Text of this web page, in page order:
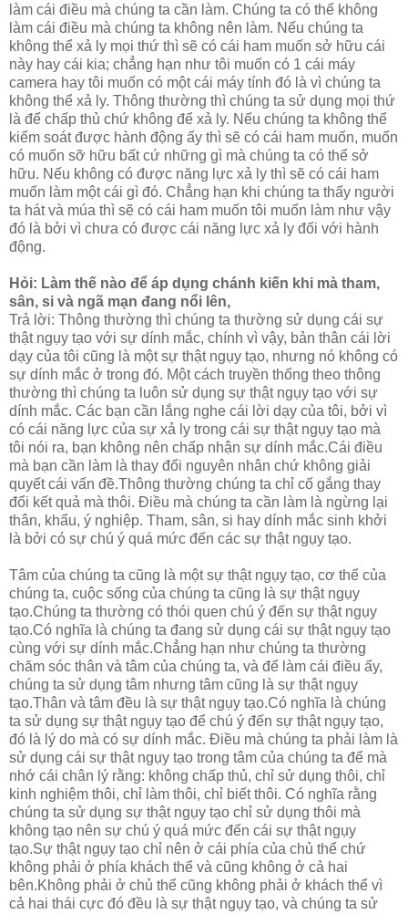
làm cái điều mà chúng ta cần làm. Chúng ta có thể không
làm cái điều mà chúng ta không nên làm. Nếu chúng ta
không thể xả ly mọi thứ thì sẽ có cái ham muốn sở hữu cái
này hay cái kia; chẳng hạn như tôi muốn có 1 cái máy
camera hay tôi muốn có một cái máy tính đó là vì chúng ta
không thể xả ly. Thông thường thì chúng ta sử dụng mọi thứ
là để chấp thủ chứ không để xả ly. Nếu chúng ta không thể
kiểm soát được hành động ấy thì sẽ có cái ham muốn, muốn
có muốn sỡ hữu bất cứ những gì mà chúng ta có thể sở
hữu. Nếu không có được năng lực xả ly thì sẽ có cái ham
muốn làm một cái gì đó. Chẳng hạn khi chúng ta thấy người
ta hát và múa thì sẽ có cái ham muốn tôi muốn làm như vậy
đó là bởi vì chưa có được cái năng lực xả ly đối với hành
động.
Hỏi: Làm thế nào để áp dụng chánh kiến khi mà tham,
sân, si và ngã mạn đang nổi lên,
Trả lời: Thông thường thì chúng ta thường sử dụng cái sự
thật ngụy tạo với sự dính mắc, chính vì vậy, bản thân cái lời
dạy của tôi cũng là một sự thật ngụy tạo, nhưng nó không có
sự dính mắc ở trong đó. Một cách truyền thống theo thông
thường thì chúng ta luôn sử dụng sự thật ngụy tạo với sự
dính mắc. Các bạn cần lắng nghe cái lời dạy của tôi, bởi vì
có cái năng lực của sự xả ly trong cái sự thật ngụy tạo mà
tôi nói ra, bạn không nên chấp nhận sự dính mắc.Cái điều
mà bạn cần làm là thay đổi nguyên nhân chứ không giải
quyết cái vấn đề.Thông thường chúng ta chỉ cố gắng thay
đổi kết quả mà thôi. Điều mà chúng ta cần làm là ngừng lại
thân, khẩu, ý nghiệp. Tham, sân, si hay dính mắc sinh khởi
là bởi có sự chú ý quá mức đến các sự thật ngụy tạo.
Tâm của chúng ta cũng là một sự thật ngụy tạo, cơ thể của
chúng ta, cuộc sống của chúng ta cũng là sự thật ngụy
tạo.Chúng ta thường có thói quen chú ý đến sự thật ngụy
tạo.Có nghĩa là chúng ta đang sử dụng cái sự thật ngụy tạo
cùng với sự dính mắc.Chẳng hạn như chúng ta thường
chăm sóc thân và tâm của chúng ta, và để làm cái điều ấy,
chúng ta sử dụng tâm nhưng tâm cũng là sự thật ngụy
tạo.Thân và tâm đều là sự thật ngụy tạo.Có nghĩa là chúng
ta sử dụng sự thật ngụy tạo để chú ý đến sự thật ngụy tạo,
đó là lý do mà có sự dính mắc. Điều mà chúng ta phải làm là
sử dụng cái sự thật ngụy tạo trong tâm của chúng ta để mà
nhớ cái chân lý rằng: không chấp thủ, chỉ sử dụng thôi, chỉ
kinh nghiệm thôi, chỉ làm thôi, chỉ biết thôi. Có nghĩa rằng
chúng ta sử dụng sự thật ngụy tạo chỉ sử dụng thôi mà
không tạo nên sự chú ý quá mức đến cái sự thật ngụy
tạo.Sự thật ngụy tạo chỉ nên ở cái phía của chủ thể chứ
không phải ở phía khách thể và cũng không ở cả hai
bên.Không phải ở chủ thể cũng không phải ở khách thể vì
cả hai thái cực đó đều là sự thật ngụy tạo, và chúng ta sử